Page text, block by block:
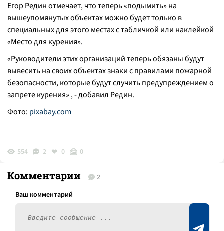
Егор Редин отмечает, что теперь «подымить» на
вышеупомянутых объектах можно будет только в
специальных для этого местах с табличкой или наклейкой
«Место для курения».
«Руководители этих организаций теперь обязаны будут
вывесить на своих объектах знаки с правилами пожарной
безопасности, которые будут случить предупреждением о
запрете курения» , - добавил Редин.
Фото: pixabay.com
554 2 0 0
Комментарии 2